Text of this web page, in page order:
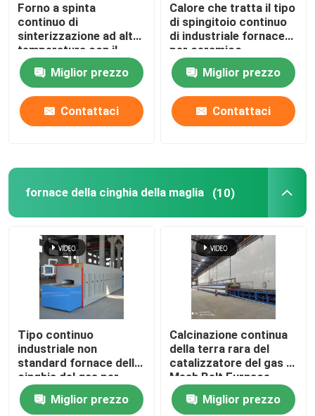
forno di riduzione dell'idrogeno
fornace di vuoto
forno del focolare del rullo
forno ceramico
Fornace materiale del catodo e dell'anodo
Generatore di gas azoto
Forni per l'essiccazione
Forno di trattamento termico
Forno a spinta
continuo di
sinterizzazione ad alta
temperatura con il
carburo di silicio Rohi
per le parti strutturali
di biossido di zirconio
dell'allumina
Miglior prezzo
Contattaci
Calore che tratta il tipo
di spingitoio continuo
di industriale fornace
per ceramico
Miglior prezzo
Contattaci
fornace della cinghia della maglia (10)
Tipo continuo
industriale non
standard fornace della
cinghia del gas per
ceramica
Miglior prezzo
Calcinazione continua
della terra rara del
catalizzatore del gas di
Mesh Belt Furnace
Energy Natural
Miglior prezzo